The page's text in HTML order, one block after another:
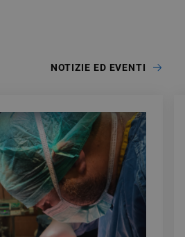
NOTIZIE ED EVENTI